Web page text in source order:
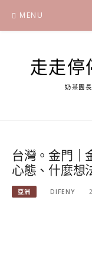
content
MENU
走走停
奶茶團
台灣。金門｜
心態、什麼想
亞洲 DIFENY